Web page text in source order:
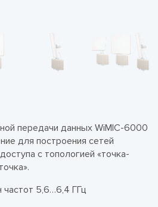
передачи данных WiMIC-6000
для построения сетей
с топологией «точка-
частот 5,6…6,4 ГГц